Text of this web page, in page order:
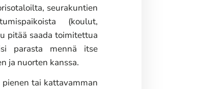
seurakuntien
(koulut,
pitää saada toimitettua
parasta mennä itse
ja nuorten kanssa.
tai kattavamman